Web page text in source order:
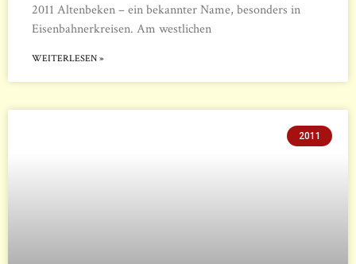
2011 Altenbeken – ein bekannter Name, besonders in
Eisenbahnerkreisen. Am westlichen
WEITERLESEN »
2011